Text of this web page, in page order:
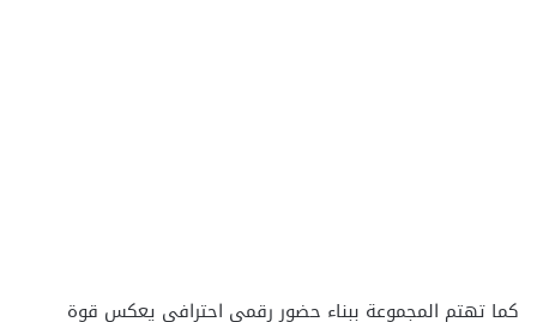
كما تهتم المجموعة ببناء حضور رقمي احترافي يعكس قوة